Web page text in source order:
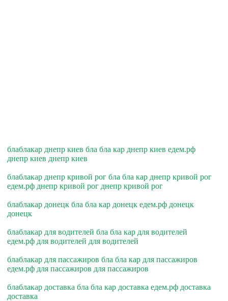
блаблакар днепр киев бла бла кар днепр киев едем.рф
днепр киев днепр киев
блаблакар днепр кривой рог бла бла кар днепр кривой рог
едем.рф днепр кривой рог днепр кривой рог
блаблакар донецк бла бла кар донецк едем.рф донецк
донецк
блаблакар для водителей бла бла кар для водителей
едем.рф для водителей для водителей
блаблакар для пассажиров бла бла кар для пассажиров
едем.рф для пассажиров для пассажиров
блаблакар доставка бла бла кар доставка едем.рф доставка
доставка